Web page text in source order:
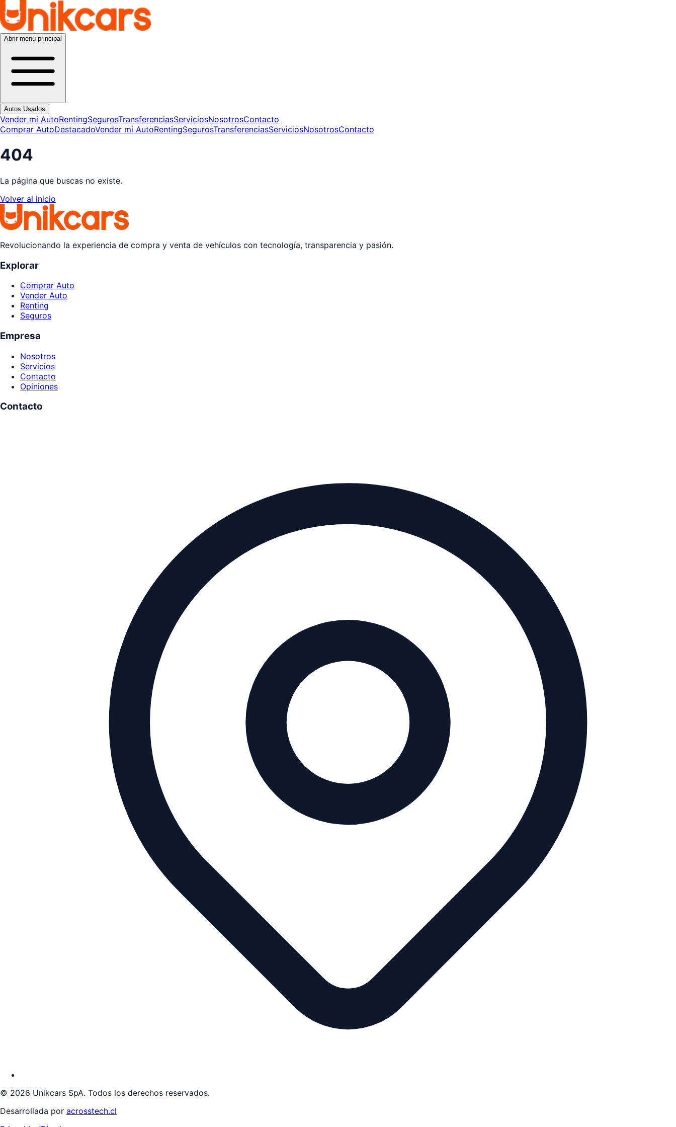
Abrir menú principal
Autos Usados
Vender mi AutoRentingSegurosTransferenciasServiciosNosotrosContacto
Comprar AutoDestacadoVender mi AutoRentingSegurosTransferenciasServiciosNosotrosContacto
404
La página que buscas no existe.
Volver al inicio
Revolucionando la experiencia de compra y venta de vehículos con tecnología, transparencia y pasión.
Explorar
Comprar Auto
Vender Auto
Renting
Seguros
Empresa
Nosotros
Servicios
Contacto
Opiniones
Contacto
© 2026 Unikcars SpA. Todos los derechos reservados.
Desarrollada por acrosstech.cl